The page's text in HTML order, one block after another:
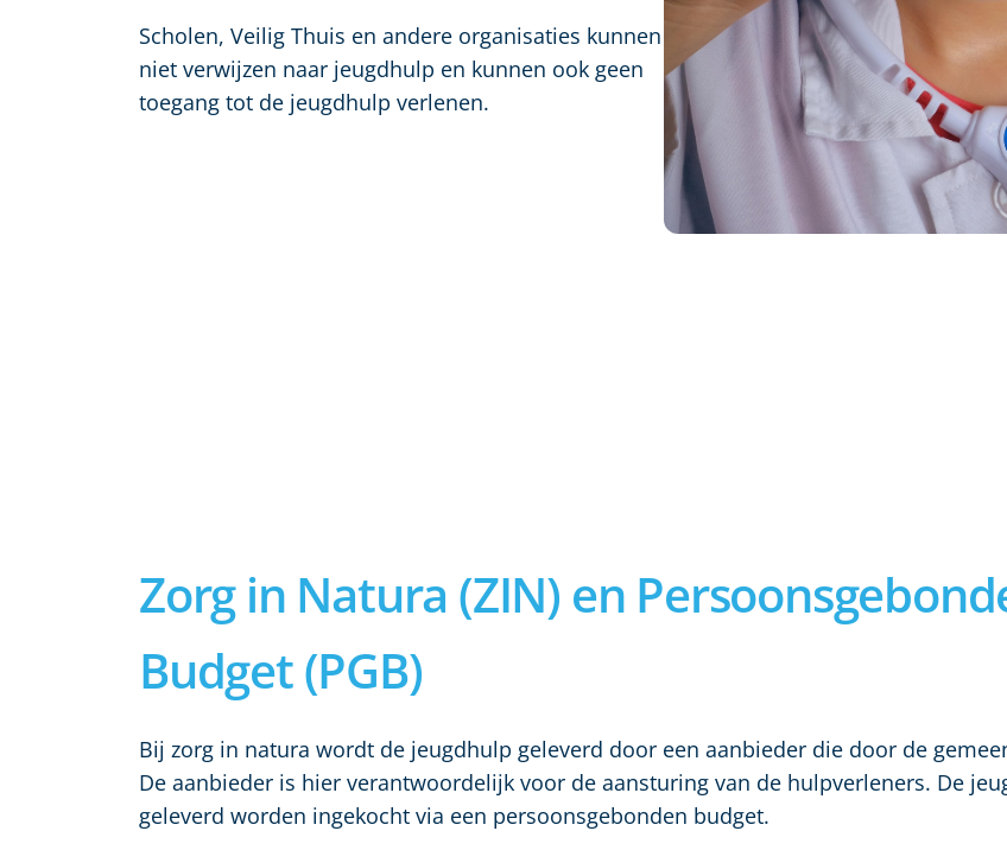
Scholen, Veilig Thuis en andere organisaties kunnen
niet verwijzen naar jeugdhulp en kunnen ook geen
toegang tot de jeugdhulp verlenen.
Zorg in Natura (ZIN) en
Budget (PGB)
Bij zorg in natura wordt de jeugdhulp geleverd door een aanbieder die door de
De aanbieder is hier verantwoordelijk voor de aansturing van de hulpverleners. De
geleverd worden ingekocht via een persoonsgebonden budget.